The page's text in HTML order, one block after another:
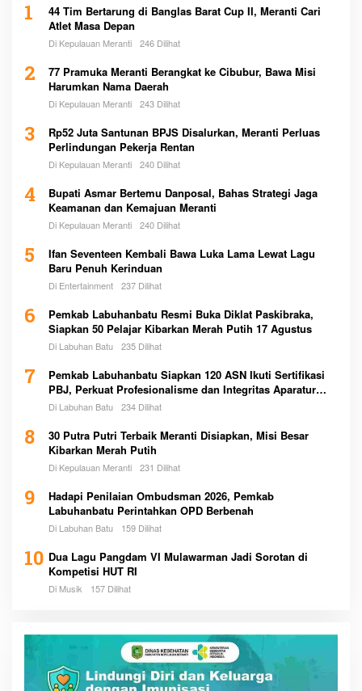
1
44 Tim Bertarung di Banglas Barat Cup II, Meranti Cari
Atlet Masa Depan
Di Kepulauan Meranti 246 Dilihat
2
77 Pramuka Meranti Berangkat ke Cibubur, Bawa Misi
Harumkan Nama Daerah
Di Kepulauan Meranti 243 Dilihat
3
Rp52 Juta Santunan BPJS Disalurkan, Meranti Perluas
Perlindungan Pekerja Rentan
Di Kepulauan Meranti 240 Dilihat
4
Bupati Asmar Bertemu Danposal, Bahas Strategi Jaga
Keamanan dan Kemajuan Meranti
Di Kepulauan Meranti 240 Dilihat
5
Ifan Seventeen Kembali Bawa Luka Lama Lewat Lagu
Baru Penuh Kerinduan
Di Entertainment 237 Dilihat
6
Pemkab Labuhanbatu Resmi Buka Diklat Paskibraka,
Siapkan 50 Pelajar Kibarkan Merah Putih 17 Agustus
Di Labuhan Batu 235 Dilihat
7
Pemkab Labuhanbatu Siapkan 120 ASN Ikuti Sertifikasi
PBJ, Perkuat Profesionalisme dan Integritas Aparatur
Pemerintah
Di Labuhan Batu 234 Dilihat
8
30 Putra Putri Terbaik Meranti Disiapkan, Misi Besar
Kibarkan Merah Putih
Di Kepulauan Meranti 231 Dilihat
9
Hadapi Penilaian Ombudsman 2026, Pemkab
Labuhanbatu Perintahkan OPD Berbenah
Di Labuhan Batu 159 Dilihat
10 Dua Lagu Pangdam VI Mulawarman Jadi Sorotan di
Kompetisi HUT RI
Di Musik 157 Dilihat